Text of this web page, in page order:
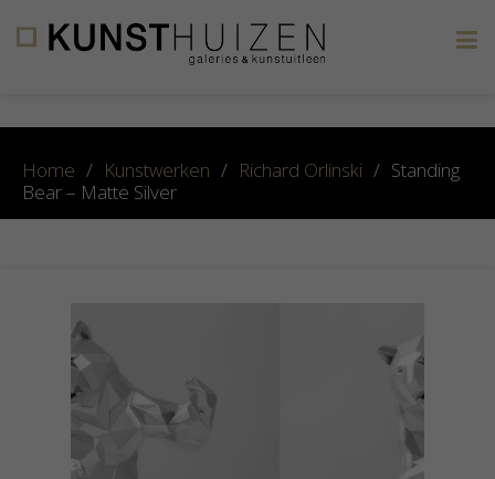
Home / Kunstwerken / Richard Orlinski / Standing
Bear – Matte Silver